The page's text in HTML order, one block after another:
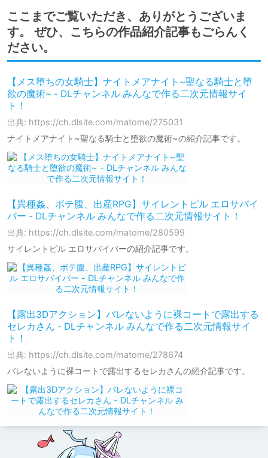
ここまでご覧いただき、ありがとうございま
す。 ぜひ、こちらの作品紹介記事もごらんく
ださい。
【メス堕ちの女騎士】ナイトメアナイト~聖なる騎士と堕
欲の魔術~ - DLチャンネル みんなで作る二次元情報サイ
ト！
出典: https://ch.dlsite.com/matome/275031
ナイトメアナイト~聖なる騎士と堕欲の魔術~の紹介記事です。
【異種姦、ボテ腹、出産RPG】サイレントピル エロサバイ
バー - DLチャンネル みんなで作る二次元情報サイト！
出典: https://ch.dlsite.com/matome/280599
サイレントピル エロサバイバーの紹介記事です。
【露出3Dアクション】バレないように裸コートで露出する
セレカさん - DLチャンネル みんなで作る二次元情報サイ
ト！
出典: https://ch.dlsite.com/matome/278674
バレないように裸コートで露出するセレカさんの紹介記事です。